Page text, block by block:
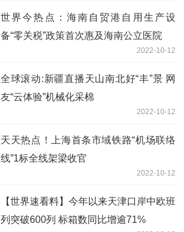
世界今热点：海南自贸港自用生产设
备“零关税”政策首次惠及海南公立医院
2022-10-12
全球滚动:新疆直播天山南北好“丰”景 网
友“云体验”机械化采棉
2022-10-12
天天热点！上海首条市域铁路“机场联络
线”1标全线架梁收官
2022-10-12
【世界速看料】今年以来天津口岸中欧班
列突破600列 标箱数同比增逾71%